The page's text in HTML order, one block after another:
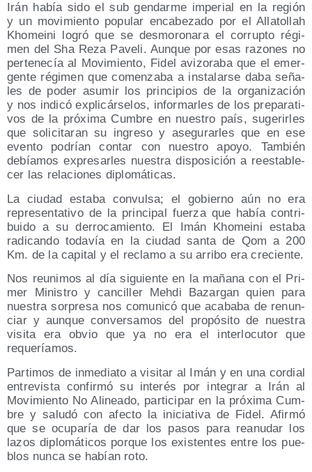
Irán había sido el sub gen­dar­me impe­rial en la región
y un movi­mien­to popu­lar enca­be­za­do por el Alla­to­llah
Kho­mei­ni logró que se des­mo­ro­na­ra el corrup­to régi­
men del Sha Reza Pave­li. Aun­que por esas razo­nes no
per­te­ne­cía al Movi­mien­to, Fidel avi­zo­ra­ba que el emer­
gen­te régi­men que comen­za­ba a ins­ta­lar­se daba seña­
les de poder asu­mir los prin­ci­pios de la orga­ni­za­ción
y nos indi­có expli­cár­se­los, infor­mar­les de los pre­pa­ra­ti­
vos de la pró­xi­ma Cum­bre en nues­tro país, suge­rir­les
que soli­ci­ta­ran su ingre­so y ase­gu­rar­les que en ese
even­to podrían con­tar con nues­tro apo­yo. Tam­bién
debía­mos expre­sar­les nues­tra dis­po­si­ción a rees­ta­ble­
cer las rela­cio­nes diplomáticas.
La ciu­dad esta­ba con­vul­sa; el gobierno aún no era
repre­sen­ta­ti­vo de la prin­ci­pal fuer­za que había con­tri­
bui­do a su derro­ca­mien­to. El Imán Kho­mei­ni esta­ba
radi­can­do toda­vía en la ciu­dad san­ta de Qom a 200
Km. de la capi­tal y el recla­mo a su arri­bo era creciente.
Nos reuni­mos al día siguien­te en la maña­na con el Pri­
mer Minis­tro y can­ci­ller Meh­di Bazar­gan quien para
nues­tra sor­pre­sa nos comu­ni­có que aca­ba­ba de renun­
ciar y aun­que con­ver­sa­mos del pro­pó­si­to de nues­tra
visi­ta era obvio que ya no era el inter­lo­cu­tor que
requeríamos.
Par­ti­mos de inme­dia­to a visi­tar al Imán y en una cor­dial
entre­vis­ta con­fir­mó su inte­rés por inte­grar a Irán al
Movi­mien­to No Ali­nea­do, par­ti­ci­par en la pró­xi­ma Cum­
bre y salu­dó con afec­to la ini­cia­ti­va de Fidel. Afir­mó
que se ocu­pa­ría de dar los pasos para reanu­dar los
lazos diplo­má­ti­cos por­que los exis­ten­tes entre los pue­
blos nun­ca se habían roto.